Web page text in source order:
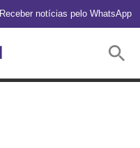
Receber notícias pelo WhatsApp